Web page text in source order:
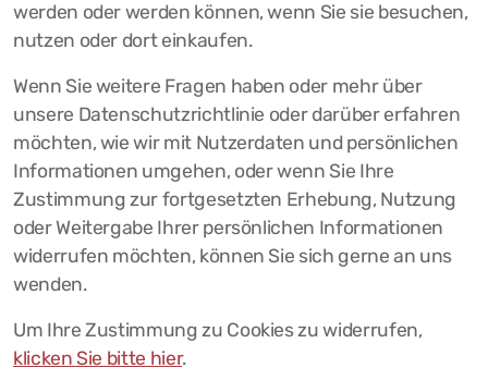
werden oder werden können, wenn Sie sie besuchen,
nutzen oder dort einkaufen.
Wenn Sie weitere Fragen haben oder mehr über
unsere Datenschutzrichtlinie oder darüber erfahren
möchten, wie wir mit Nutzerdaten und persönlichen
Informationen umgehen, oder wenn Sie Ihre
Zustimmung zur fortgesetzten Erhebung, Nutzung
oder Weitergabe Ihrer persönlichen Informationen
widerrufen möchten, können Sie sich gerne an uns
wenden.
Um Ihre Zustimmung zu Cookies zu widerrufen,
klicken Sie bitte hier.